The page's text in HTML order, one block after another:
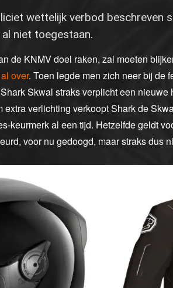
wettelijk verbod beschreven
niet toegestaan.
de KNMV doel raken, zal moeten
over. Toen legde men zich neer bij de
Skwal straks verplicht een nieuwe
verlichting verkoopt Shark de
keurmerk al een tijd. Hetzelfde geldt
voor nu gedoogd, maar straks dus